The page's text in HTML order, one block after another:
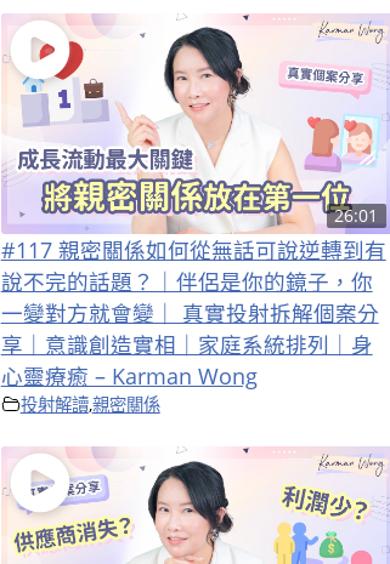
26:01
#117 親密關係如何從無話可說逆轉到有
說不完的話題？｜伴侶是你的鏡子，你
一變對方就會變｜ 真實投射拆解個案分
享｜意識創造實相｜家庭系統排列｜身
心靈療癒 – Karman Wong
投射解讀,親密關係